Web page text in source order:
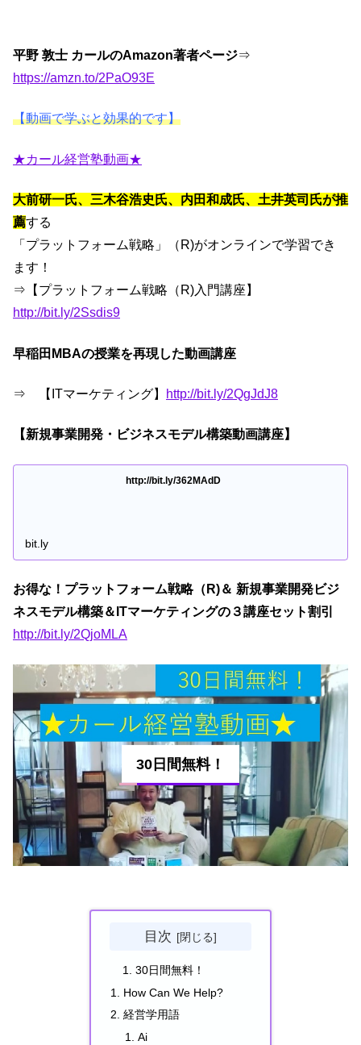
平野 敦士 カールのAmazon著者ページ⇒
https://amzn.to/2PaO93E
【動画で学ぶと効果的です】
★カール経営塾動画★
大前研一氏、三木谷浩史氏、内田和成氏、土井英司氏が推
薦する
「プラットフォーム戦略」（R)がオンラインで学習でき
ます！
⇒【プラットフォーム戦略（R)入門講座】
http://bit.ly/2Ssdis9
早稲田MBAの授業を再現した動画講座
⇒ 【ITマーケティング】 http://bit.ly/2QgJdJ8
【新規事業開発・ビジネスモデル構築動画講座】
http://bit.ly/362MAdD
bit.ly
お得な！プラットフォーム戦略（R)＆ 新規事業開発ビジ
ネスモデル構築＆ITマーケティングの３講座セット割引
http://bit.ly/2QjoMLA
30日間無料！
目次
30日間無料！
How Can We Help?
経営学用語
Ai